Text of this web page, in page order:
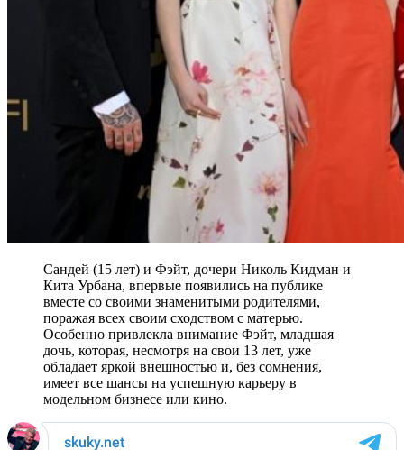
Сандей (15 лет) и Фэйт, дочери Николь Кидман и
Кита Урбана, впервые появились на публике
вместе со своими знаменитыми родителями,
поражая всех своим сходством с матерью.
Особенно привлекла внимание Фэйт, младшая
дочь, которая, несмотря на свои 13 лет, уже
обладает яркой внешностью и, без сомнения,
имеет все шансы на успешную карьеру в
модельном бизнесе или кино.